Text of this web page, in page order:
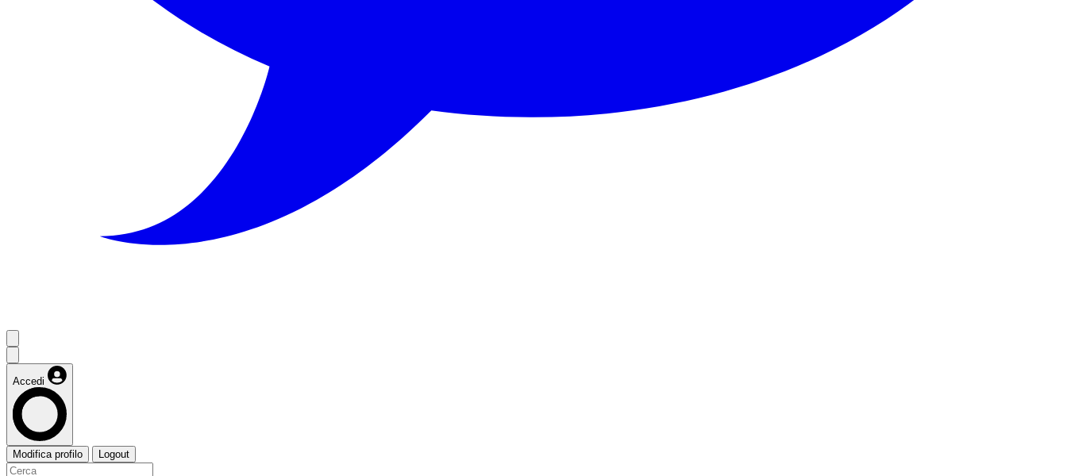
Accedi
Modifica profilo Logout